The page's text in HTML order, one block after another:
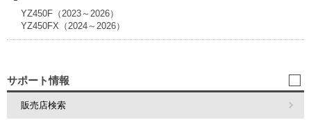
YZ450F（2023～2026）
YZ450FX（2024～2026）
サポート情報
販売店検索